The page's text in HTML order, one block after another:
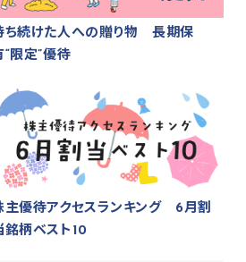
ち続けた人への贈り物 長期保
“限定”優待
主優待アクセスランキング 6月割
銘柄ベスト10